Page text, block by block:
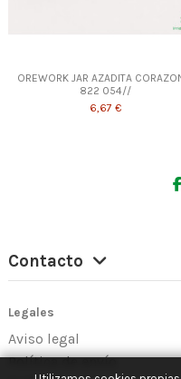
OREWORK JAR AZADITA
822 054//
6,67 €
Contacto
Legales
Aviso legal
Política de envío